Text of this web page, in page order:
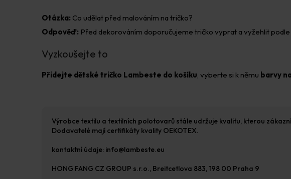
Otázka: Co udělat před malováním na tričko?
Odpověď: Před dekorováním doporučujeme tričko vyprat a vyžehlit
Vyzkoušejte to
Přidejte dětské tričko Lambeste do košíku , vyberte si k němu barvy
Výrobce textilu a textilních polotovarů stále udržuje kvalitu, kterou
Dodavatelé mají certifikáty kvality OEKOTEX.
kontaktní údaje: info@lambeste.eu
HONG FANG CZ GROUP s.r.o., Breitcetlova 883, 198 00 Praha 9